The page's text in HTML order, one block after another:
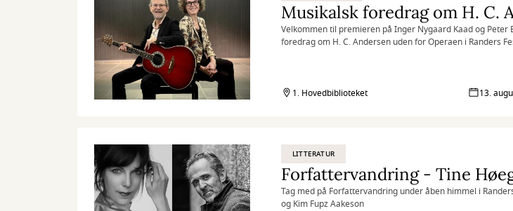
Musikalsk foredrag om H. C.
Velkommen til premieren på Inger Nygaard Kaad og Peter
foredrag om H. C. Andersen uden for Operaen i Randers
1. Hovedbiblioteket 13.
LITTERATUR
Forfattervandring - Tine
Tag med på Forfattervandring under åben himmel i
og Kim Fupz Aakeson